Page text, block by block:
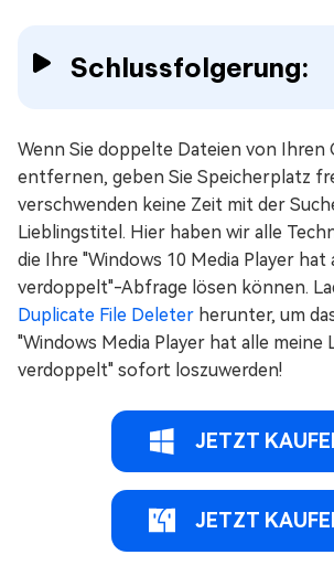
Schlussfolgerung:
Wenn Sie doppelte Dateien von Ihren
entfernen, geben Sie Speicherplatz
verschwenden keine Zeit mit der
Lieblingstitel. Hier haben wir alle
die Ihre "Windows 10 Media Player hat
verdoppelt"-Abfrage lösen können.
Duplicate File Deleter herunter, um
"Windows Media Player hat alle meine
verdoppelt" sofort loszuwerden!
JETZT
JETZT